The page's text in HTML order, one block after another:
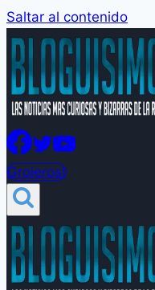
Saltar al contenido
Groleros!